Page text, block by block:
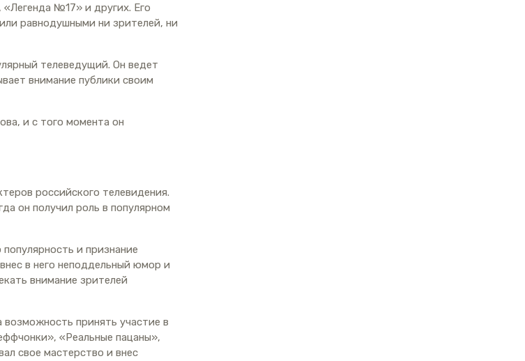
№17» и других. Его
равнодушными ни зрителей, ни
телеведущий. Он ведет
внимание публики своим
и с того момента он
российского телевидения.
он получил роль в популярном
и признание
в него неподдельный юмор и
внимание зрителей
возможность принять участие в
«Реальные пацаны»,
свое мастерство и внес